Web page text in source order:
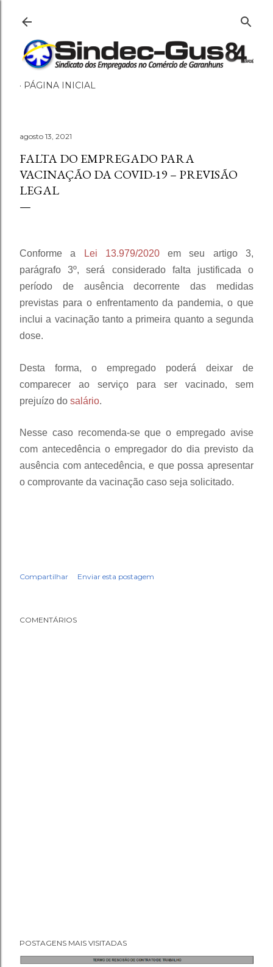
PÁGINA INICIAL
agosto 13, 2021
FALTA DO EMPREGADO PARA
VACINAÇÃO DA COVID-19 – PREVISÃO
LEGAL
Conforme a Lei 13.979/2020
em seu artigo 3,
parágrafo 3º, será considerado falta justificada o
período de ausência decorrente das medidas
previstas para o enfrentamento da pandemia, o que
inclui a vacinação tanto a primeira quanto a segunda
dose.
Desta forma, o empregado poderá deixar de
comparecer ao serviço para ser vacinado, sem
prejuízo do salário.
Nesse caso recomenda-se que o empregado avise
com antecedência o empregador do dia previsto da
ausência com antecedência, e que possa apresentar
o comprovante da vacinação caso seja solicitado.
Compartilhar Enviar esta postagem
COMENTÁRIOS
POSTAGENS MAIS VISITADAS